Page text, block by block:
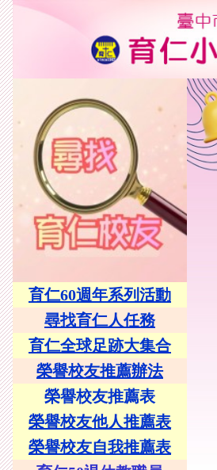
育仁60週年系列活動
尋找育仁人任務
育仁全球足跡大集合
榮譽校友推薦辦法
榮譽校友推薦表
榮譽校友他人推薦表
榮譽校友自我推薦表